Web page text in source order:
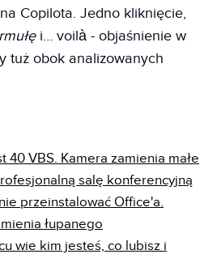
Copilota. Jedno kliknięcie,
i… voilà - objaśnienie w
tuż obok analizowanych
40 VBS. Kamera zamienia małe
salę konferencyjną
przeinstalować Office'a.
łupanego
wie kim jesteś, co lubisz i